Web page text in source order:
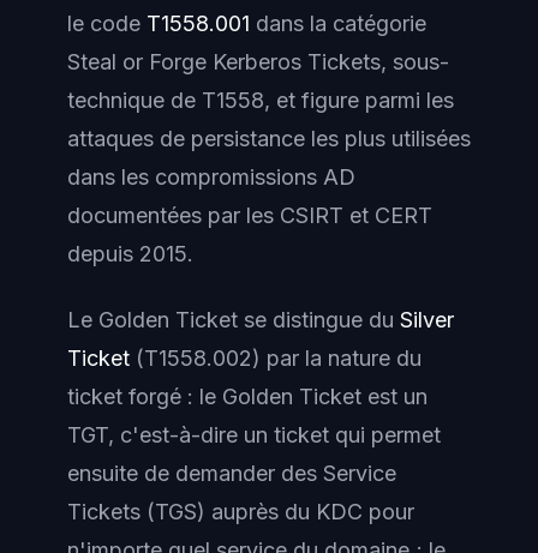
le code T1558.001 dans la catégorie
Steal or Forge Kerberos Tickets, sous-
technique de T1558, et figure parmi les
attaques de persistance les plus utilisées
dans les compromissions AD
documentées par les CSIRT et CERT
depuis 2015.
Le Golden Ticket se distingue du Silver
Ticket (T1558.002) par la nature du
ticket forgé : le Golden Ticket est un
TGT, c'est-à-dire un ticket qui permet
ensuite de demander des Service
Tickets (TGS) auprès du KDC pour